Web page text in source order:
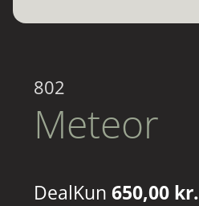
802
Meteor
DealKun 650,00 kr.